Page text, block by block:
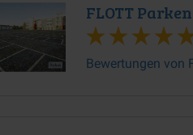
FLOTT Parken
Bewertungen von